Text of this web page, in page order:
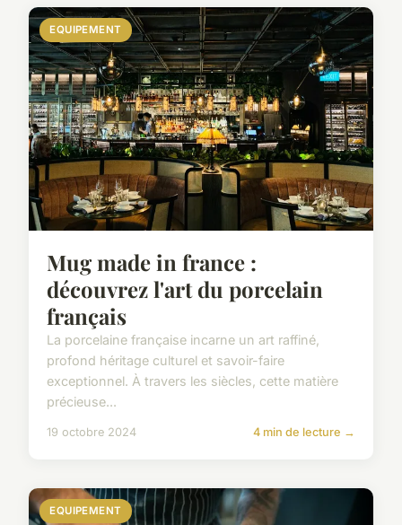
EQUIPEMENT
Mug made in france :
découvrez l'art du porcelain
français
La porcelaine française incarne un art raffiné,
profond héritage culturel et savoir-faire
exceptionnel. À travers les siècles, cette matière
précieuse...
19 octobre 2024 4 min de lecture →
EQUIPEMENT